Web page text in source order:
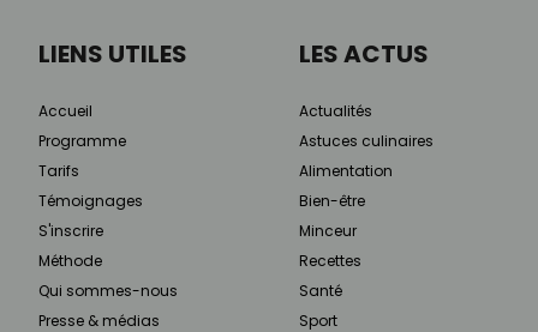
LIENS UTILES
Accueil
Programme
Tarifs
Témoignages
S'inscrire
Méthode
Qui sommes-nous
Presse & médias
LES ACTUS
Actualités
Astuces culinaires
Alimentation
Bien-être
Minceur
Recettes
Santé
Sport